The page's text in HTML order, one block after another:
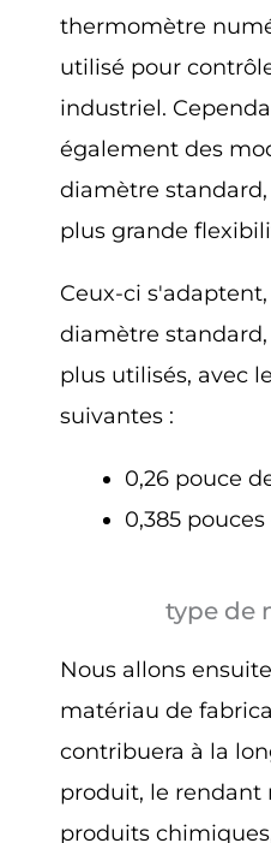
thermomètre
utilisé pour
industriel.
également des
diamètre
plus grande
Ceux-ci
diamètre
plus utilisés, avec
suivantes :
0,26 pouce
0,385
type de
Nous allons
matériau de
contribuera à la
produit, le rendant
produits